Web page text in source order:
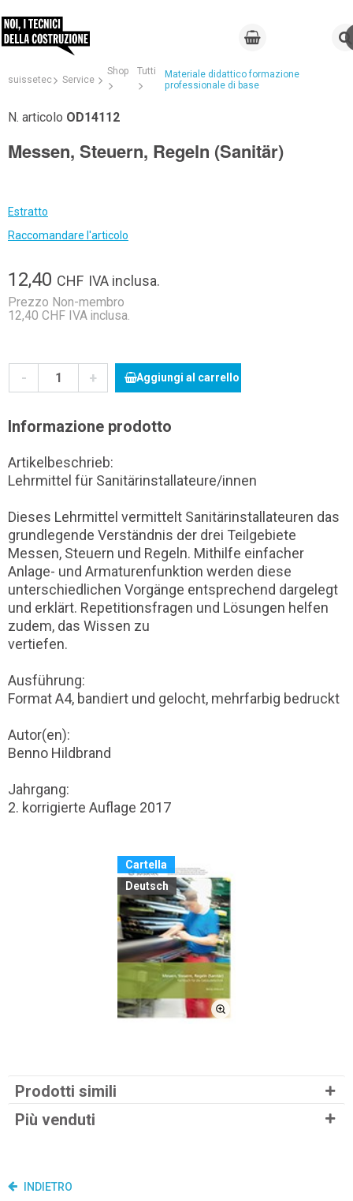
suissetec Service
Shop Tutti
Materiale didattico formazione
professionale di base
N. articolo OD14112
Messen, Steuern, Regeln (Sanitär)
Estratto
Raccomandare l'articolo
12,40 CHF IVA inclusa.
Prezzo Non-membro
12,40 CHF IVA inclusa.
- + Aggiungi al carrello
Informazione prodotto
Artikelbeschrieb:
Lehrmittel für Sanitärinstallateure/innen
Dieses Lehrmittel vermittelt Sanitärinstallateuren das
grundlegende Verständnis der drei Teilgebiete
Messen, Steuern und Regeln. Mithilfe einfacher
Anlage- und Armaturenfunktion werden diese
unterschiedlichen Vorgänge entsprechend dargelegt
und erklärt. Repetitionsfragen und Lösungen helfen
zudem, das Wissen zu
vertiefen.
Ausführung:
Format A4, bandiert und gelocht, mehrfarbig bedruckt
Autor(en):
Benno Hildbrand
Jahrgang:
2. korrigierte Auflage 2017
Cartella
Deutsch
Prodotti simili
Più venduti
INDIETRO